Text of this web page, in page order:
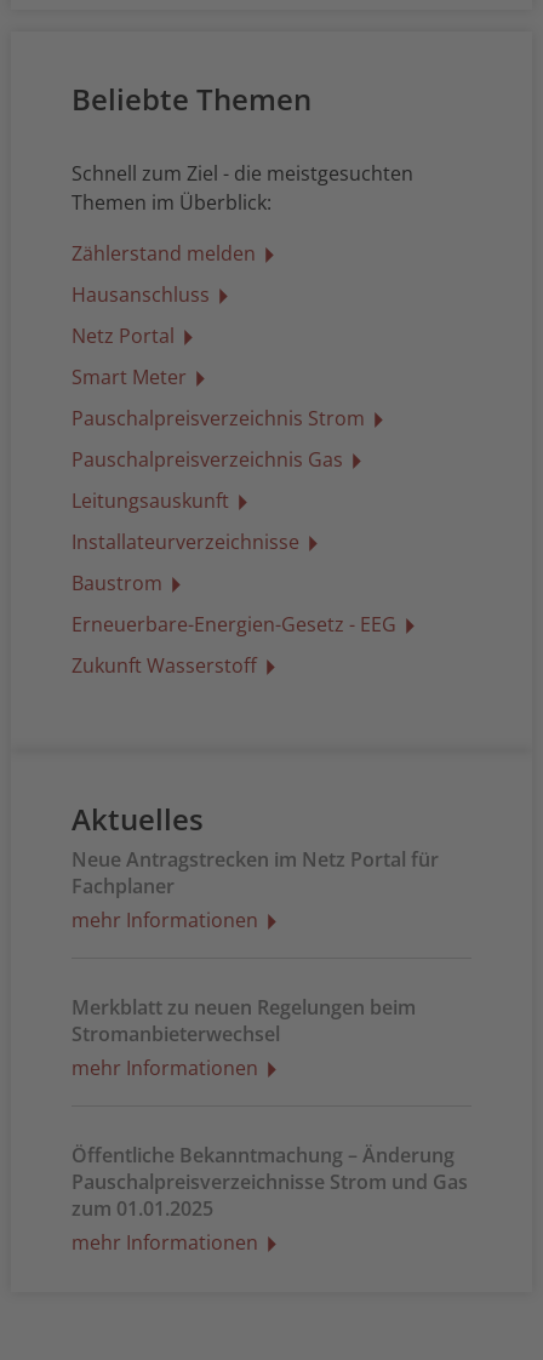
Beliebte Themen
Schnell zum Ziel - die meistgesuchten
Themen im Überblick:
Zählerstand melden
Hausanschluss
Netz Portal
Smart Meter
Pauschalpreisverzeichnis Strom
Pauschalpreisverzeichnis Gas
Leitungsauskunft
Installateurverzeichnisse
Baustrom
Erneuerbare-Energien-Gesetz - EEG
Zukunft Wasserstoff
Aktuelles
Neue Antragstrecken im Netz Portal für
Fachplaner
mehr Informationen
Merkblatt zu neuen Regelungen beim
Stromanbieterwechsel
mehr Informationen
Öffentliche Bekanntmachung – Änderung
Pauschalpreisverzeichnisse Strom und Gas
zum 01.01.2025
mehr Informationen